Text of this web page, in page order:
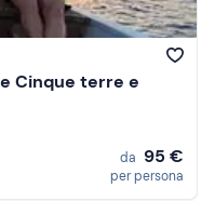
Cinque terre e
da 95 €
per persona